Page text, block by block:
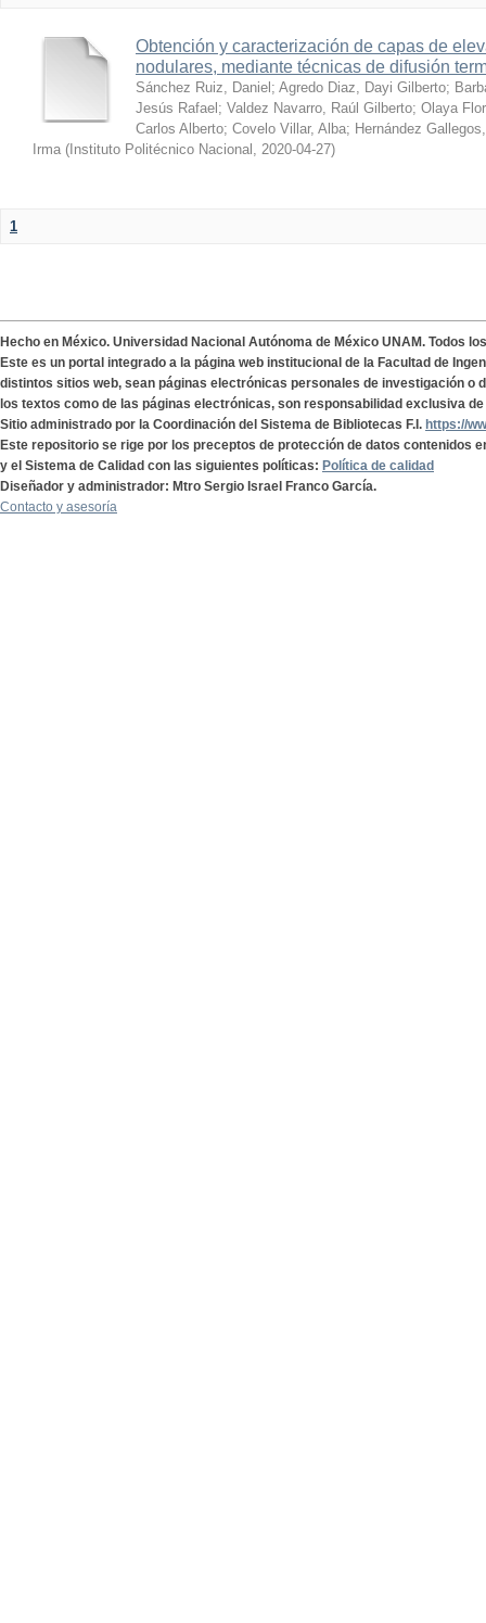
Obtención y caracterización de capas de
nodulares, mediante técnicas de difusión
Sánchez Ruiz, Daniel ; Agredo Diaz, Dayi Gilberto;
Jesús Rafael ; Valdez Navarro, Raúl Gilberto; Olaya
Carlos Alberto; Covelo Villar, Alba; Hernández
Irma ( Instituto Politécnico Nacional , 2020-04-27)
1
Hecho en México. Universidad Nacional Autónoma de México UNAM. Todos
Este es un portal integrado a la página web institucional de la Facultad de
distintos sitios web, sean páginas electrónicas personales de investigación o
los textos como de las páginas electrónicas, son responsabilidad exclusiva
Sitio administrado por la Coordinación del Sistema de Bibliotecas F.I. https://
Este repositorio se rige por los preceptos de protección de datos contenidos
y el Sistema de Calidad con las siguientes políticas: Política de calidad
Diseñador y administrador: Mtro Sergio Israel Franco García.
Contacto y asesoría